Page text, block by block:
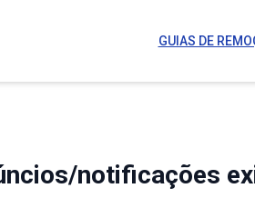
GUIAS DE
notificações